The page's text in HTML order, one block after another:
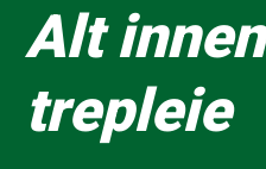
Alt innen
trepleie